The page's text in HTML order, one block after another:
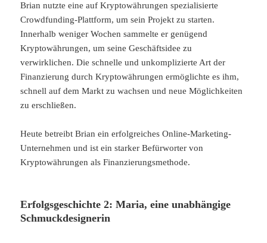
Brian nutzte eine auf Kryptowährungen spezialisierte
Crowdfunding-Plattform, um sein Projekt zu starten.
Innerhalb weniger Wochen sammelte er genügend
Kryptowährungen, um seine Geschäftsidee zu
verwirklichen. Die schnelle und unkomplizierte Art der
Finanzierung durch Kryptowährungen ermöglichte es ihm,
schnell auf dem Markt zu wachsen und neue Möglichkeiten
zu erschließen.
Heute betreibt Brian ein erfolgreiches Online-Marketing-
Unternehmen und ist ein starker Befürworter von
Kryptowährungen als Finanzierungsmethode.
Erfolgsgeschichte 2: Maria, eine unabhängige
Schmuckdesignerin